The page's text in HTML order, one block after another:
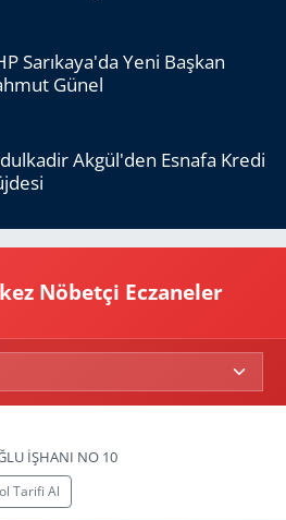
Sarıkaya'da Yeni Başkan
Günel
Akgül'den Esnafa Kredi
Nöbetçi Eczaneler
İŞHANI NO 10
Tarifi Al